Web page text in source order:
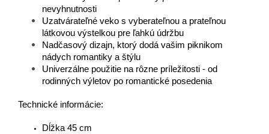
nevyhnutnosti
Uzatvárateľné veko s vyberateľnou a prateľnou
látkovou výstelkou pre ľahkú údržbu
Nadčasový dizajn, ktorý dodá vašim piknikom
nádych romantiky a štýlu
Univerzálne použitie na rôzne príležitosti - od
rodinných výletov po romantické posedenia
Technické informácie:
Dĺžka 45 cm